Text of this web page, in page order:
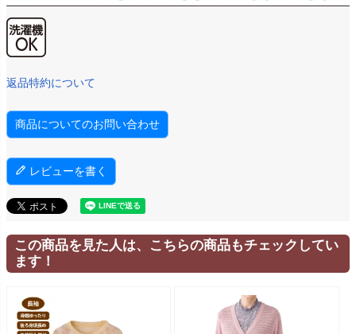
返品特約について
商品についてのお問い合わせ
レビューを書く
この商品を見た人は、こちらの商品もチェックしてい
ます！